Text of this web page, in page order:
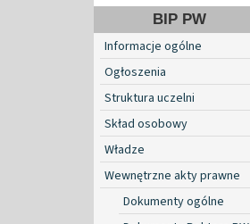
BIP PW
Informacje ogólne
Ogłoszenia
Struktura uczelni
Skład osobowy
Władze
Wewnętrzne akty prawne
Dokumenty ogólne